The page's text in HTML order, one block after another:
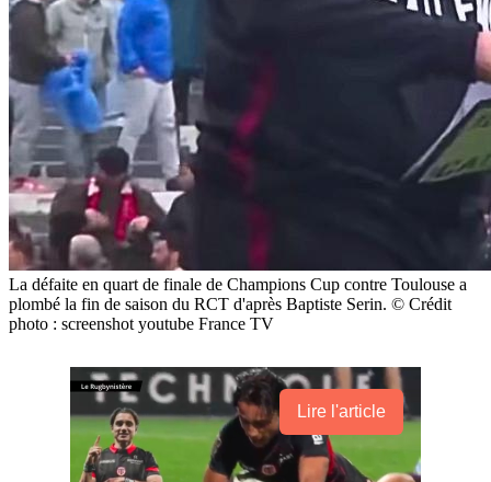
La défaite en quart de finale de Champions Cup contre Toulouse a
plombé la fin de saison du RCT d'après Baptiste Serin. © Crédit
photo : screenshot youtube France TV
Lire l'article